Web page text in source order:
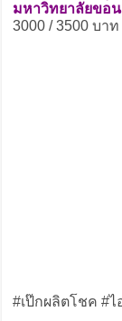
มหาวิทยาลัยขอ
3000 / 3500 บา
#เป๊กผลิตโชค #